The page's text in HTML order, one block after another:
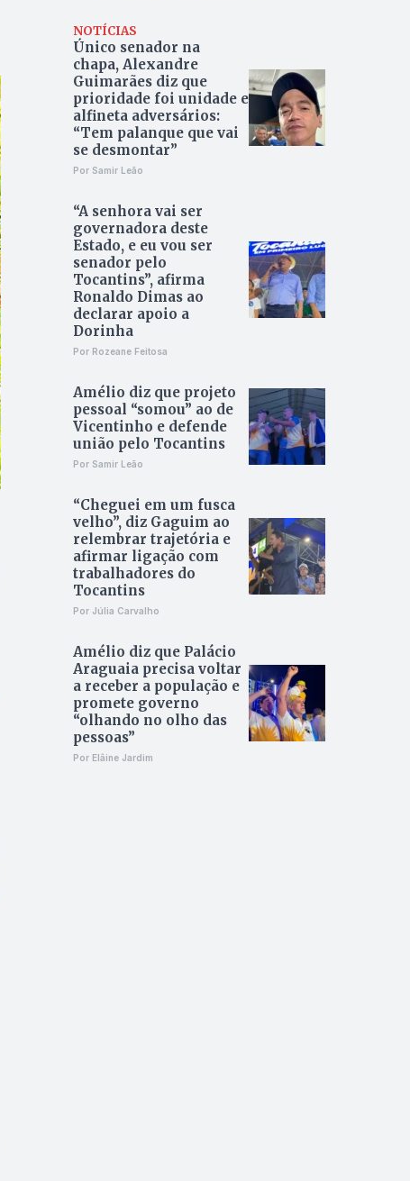
NOTÍCIAS
Único senador na
chapa, Alexandre
Guimarães diz que
prioridade foi unidade e
alfineta adversários:
“Tem palanque que vai
se desmontar”
Por Samir Leão
“A senhora vai ser
governadora deste
Estado, e eu vou ser
senador pelo
Tocantins”, afirma
Ronaldo Dimas ao
declarar apoio a
Dorinha
Por Rozeane Feitosa
Amélio diz que projeto
pessoal “somou” ao de
Vicentinho e defende
união pelo Tocantins
Por Samir Leão
“Cheguei em um fusca
velho”, diz Gaguim ao
relembrar trajetória e
afirmar ligação com
trabalhadores do
Tocantins
Por Júlia Carvalho
Amélio diz que Palácio
Araguaia precisa voltar
a receber a população e
promete governo
“olhando no olho das
pessoas”
Por Elâine Jardim